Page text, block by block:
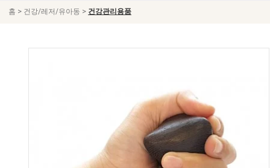
홈 > 건강/레저/유아동 > 건강관리용품